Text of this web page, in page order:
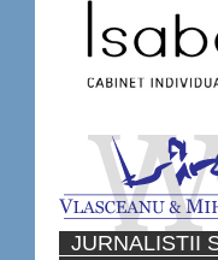
JURNALISTII